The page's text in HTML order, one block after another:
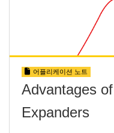
어플리케이션 노트
Advantages
Expanders